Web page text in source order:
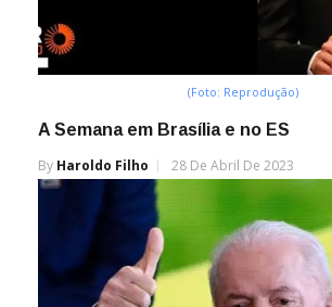
(Foto: Reprodução)
A Semana em Brasília e no ES
By Haroldo Filho 28 De Abril De 2023